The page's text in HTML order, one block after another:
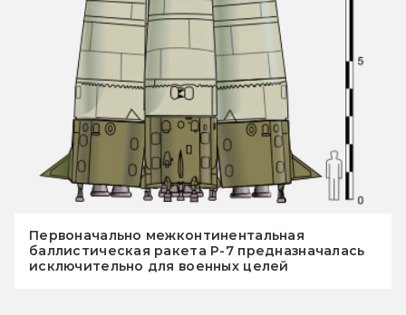
Первоначально межконтинентальная
баллистическая ракета Р-7 предназначалась
исключительно для военных целей